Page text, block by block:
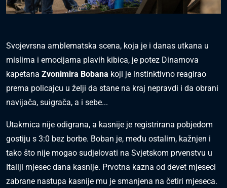
Svojevrsna amblematska scena, koja je i danas utkana u
mislima i emocijama plavih kibica, je potez Dinamova
kapetana Zvonimira Bobana koji je instinktivno reagirao
prema policajcu u želji da stane na kraj nepravdi i da obrani
navijača, suigrača, a i sebe...
Utakmica nije odigrana, a kasnije je registrirana pobjedom
gostiju s 3:0 bez borbe. Boban je, među ostalim, kažnjen i
tako što nije mogao sudjelovati na Svjetskom prvenstvu u
Italiji mjesec dana kasnije. Prvotna kazna od devet mjeseci
zabrane nastupa kasnije mu je smanjena na četiri mjeseca.